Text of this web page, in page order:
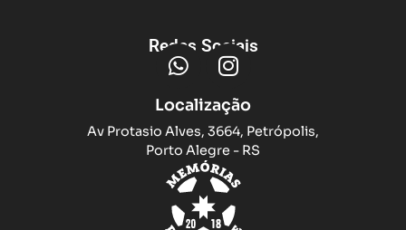
Redes Sociais
Localização
Av Protasio Alves, 3664, Petrópolis,
Porto Alegre - RS